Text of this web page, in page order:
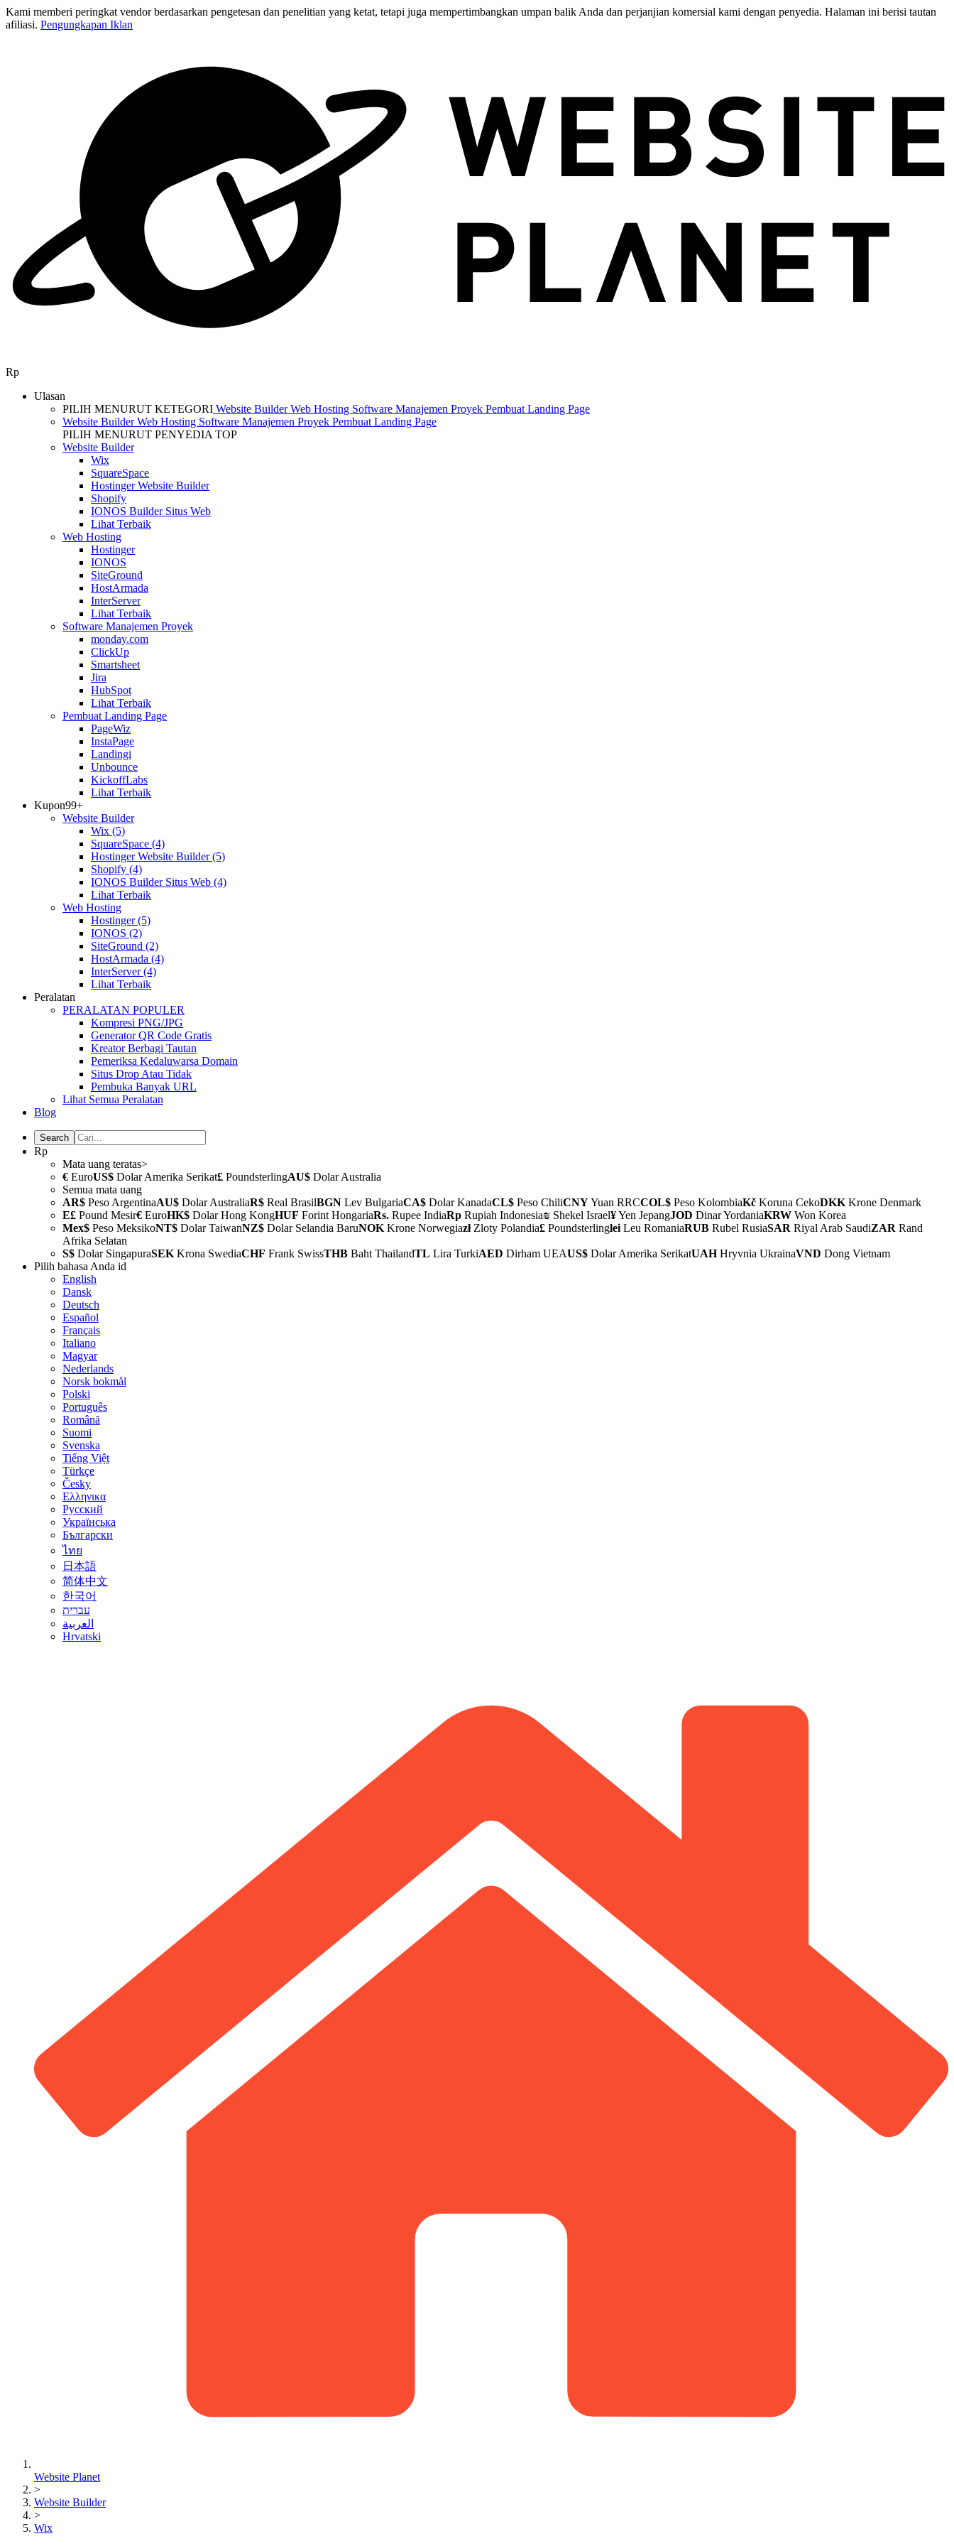
Kami memberi peringkat vendor berdasarkan pengetesan dan penelitian yang ketat, tetapi juga mempertimbangkan umpan balik Anda dan perjanjian komersial kami dengan penyedia. Halaman ini berisi tautan
afiliasi. Pengungkapan Iklan
Rp
Ulasan
PILIH MENURUT KETEGORI Website BuilderWeb Hosting Software Manajemen Proyek Pembuat Landing Page
Website BuilderWeb Hosting Software Manajemen Proyek Pembuat Landing Page
PILIH MENURUT PENYEDIA TOP
Website Builder
Wix
SquareSpace
Hostinger Website Builder
Shopify
IONOS Builder Situs Web
Lihat Terbaik
Web Hosting
Hostinger
IONOS
SiteGround
HostArmada
InterServer
Lihat Terbaik
Software Manajemen Proyek
monday.com
ClickUp
Smartsheet
Jira
HubSpot
Lihat Terbaik
Pembuat Landing Page
PageWiz
InstaPage
Landingi
Unbounce
KickoffLabs
Lihat Terbaik
Kupon99+
Website Builder
Wix (5)
SquareSpace (4)
Hostinger Website Builder(5)
Shopify (4)
IONOS Builder Situs Web (4)
Lihat Terbaik
Web Hosting
Hostinger(5)
IONOS (2)
SiteGround (2)
HostArmada (4)
InterServer(4)
Lihat Terbaik
Peralatan
PERALATAN POPULER
Kompresi PNG/JPG
Generator QR Code Gratis
Kreator Berbagi Tautan
Pemeriksa Kedaluwarsa Domain
Situs Drop Atau Tidak
Pembuka Banyak URL
Lihat Semua Peralatan
Blog
Rp
Mata uang teratas>
€ EuroUS$ Dolar Amerika Serikat£ PoundsterlingAU$ Dolar Australia
Semua mata uang
AR$ Peso ArgentinaAU$ Dolar AustraliaR$ Real BrasilBGN Lev BulgariaCA$ Dolar KanadaCL$ Peso ChiliCNYYuan RRCCOL$ Peso KolombiaKč Koruna CekoDKK Krone Denmark
E£ Pound Mesir€ EuroHK$ Dolar Hong KongHUF Forint HongariaRs. Rupee IndiaRp Rupiah Indonesia₪ Shekel Israel¥Yen JepangJOD Dinar YordaniaKRW Won Korea
Mex$ Peso MeksikoNT$ Dolar TaiwanNZ$ Dolar Selandia BaruNOK Krone NorwegiazłZloty Polandia£ Poundsterlinglei Leu RomaniaRUB Rubel RusiaSAR Riyal Arab SaudiZAR Rand
Afrika Selatan
S$ Dolar SingapuraSEK Krona SwediaCHF Frank SwissTHB Baht ThailandTL Lira TurkiAED Dirham UEAUS$ Dolar Amerika SerikatUAHHryvnia UkrainaVND Dong Vietnam
Pilih bahasa Anda id
English
Dansk
Deutsch
Español
Français
Italiano
Magyar
Nederlands
Norsk bokmål
Polski
Português
Română
Suomi
Svenska
Tiếng Việt
Türkçe
Česky
Ελληνικα
Русский
Українська
Български
ไทย
日本語
简体中文
한국어
עברית
العربية
Hrvatski
Website Planet
>
Website Builder
>
Wix